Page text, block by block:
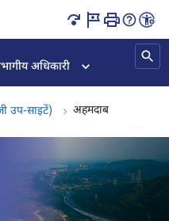
अधिकारी
उप-साइटें) अहमदाबाद